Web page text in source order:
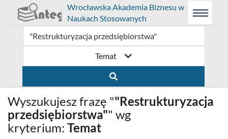
Menu
główne
Wyszukiwarka
Treść
główna
Prolib
Integro
-
główna
Wrocławska Akademia Biznesu w
Naukach Stosowanych
Menu
Temat
Wyszukujesz frazę ""Restrukturyzacja
przedsiębiorstwa"" wg
kryterium: Temat